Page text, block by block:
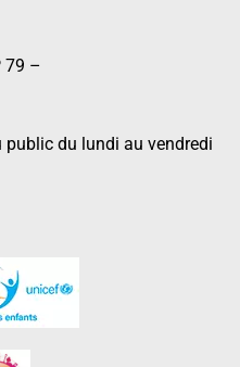
79 –
public du lundi au vendredi